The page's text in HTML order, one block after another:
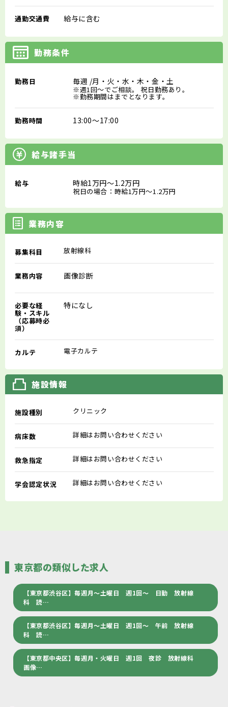
通勤交通費 給与に含む
勤務条件
勤務日 毎週 /月・火・水・木・金・土
※週1回～でご相談。 祝日勤務あり。
※勤務期間はまでとなります。
勤務時間 13:00～17:00
給与諸手当
給与 時給1万円～1.2万円
祝日の場合：時給1万円～1.2万円
業務内容
募集科目 放射線科
業務内容 画像診断
必要な経
験・スキル
（応募時必
須）
特になし
カルテ 電子カルテ
施設情報
施設種別 クリニック
病床数 詳細はお問い合わせください
救急指定 詳細はお問い合わせください
学会認定状況 詳細はお問い合わせください
東京都の類似した求人
【東京都渋谷区】毎週月～土曜日 週1回～ 日勤 放射線
科 読…
【東京都渋谷区】毎週月～土曜日 週1回～ 午前 放射線
科 読…
【東京都中央区】毎週月・火曜日 週1回 夜診 放射線科
画像…